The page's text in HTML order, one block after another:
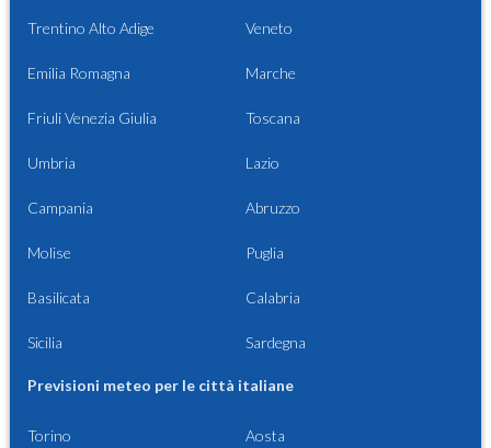
Trentino Alto Adige Veneto
Emilia Romagna Marche
Friuli Venezia Giulia Toscana
Umbria Lazio
Campania Abruzzo
Molise Puglia
Basilicata Calabria
Sicilia Sardegna
Previsioni meteo per le città italiane
Torino Aosta